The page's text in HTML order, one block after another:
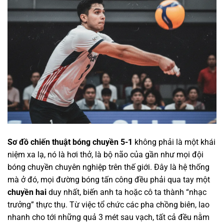
Sơ đồ chiến thuật bóng chuyền 5-1 không phải là một khái
niệm xa lạ, nó là hơi thở, là bộ não của gần như mọi đội
bóng chuyền chuyên nghiệp trên thế giới. Đây là hệ thống
mà ở đó, mọi đường bóng tấn công đều phải qua tay một
chuyền hai duy nhất, biến anh ta hoặc cô ta thành “nhạc
trưởng” thực thụ. Từ việc tổ chức các pha chồng biên, lao
nhanh cho tới những quả 3 mét sau vạch, tất cả đều nằm